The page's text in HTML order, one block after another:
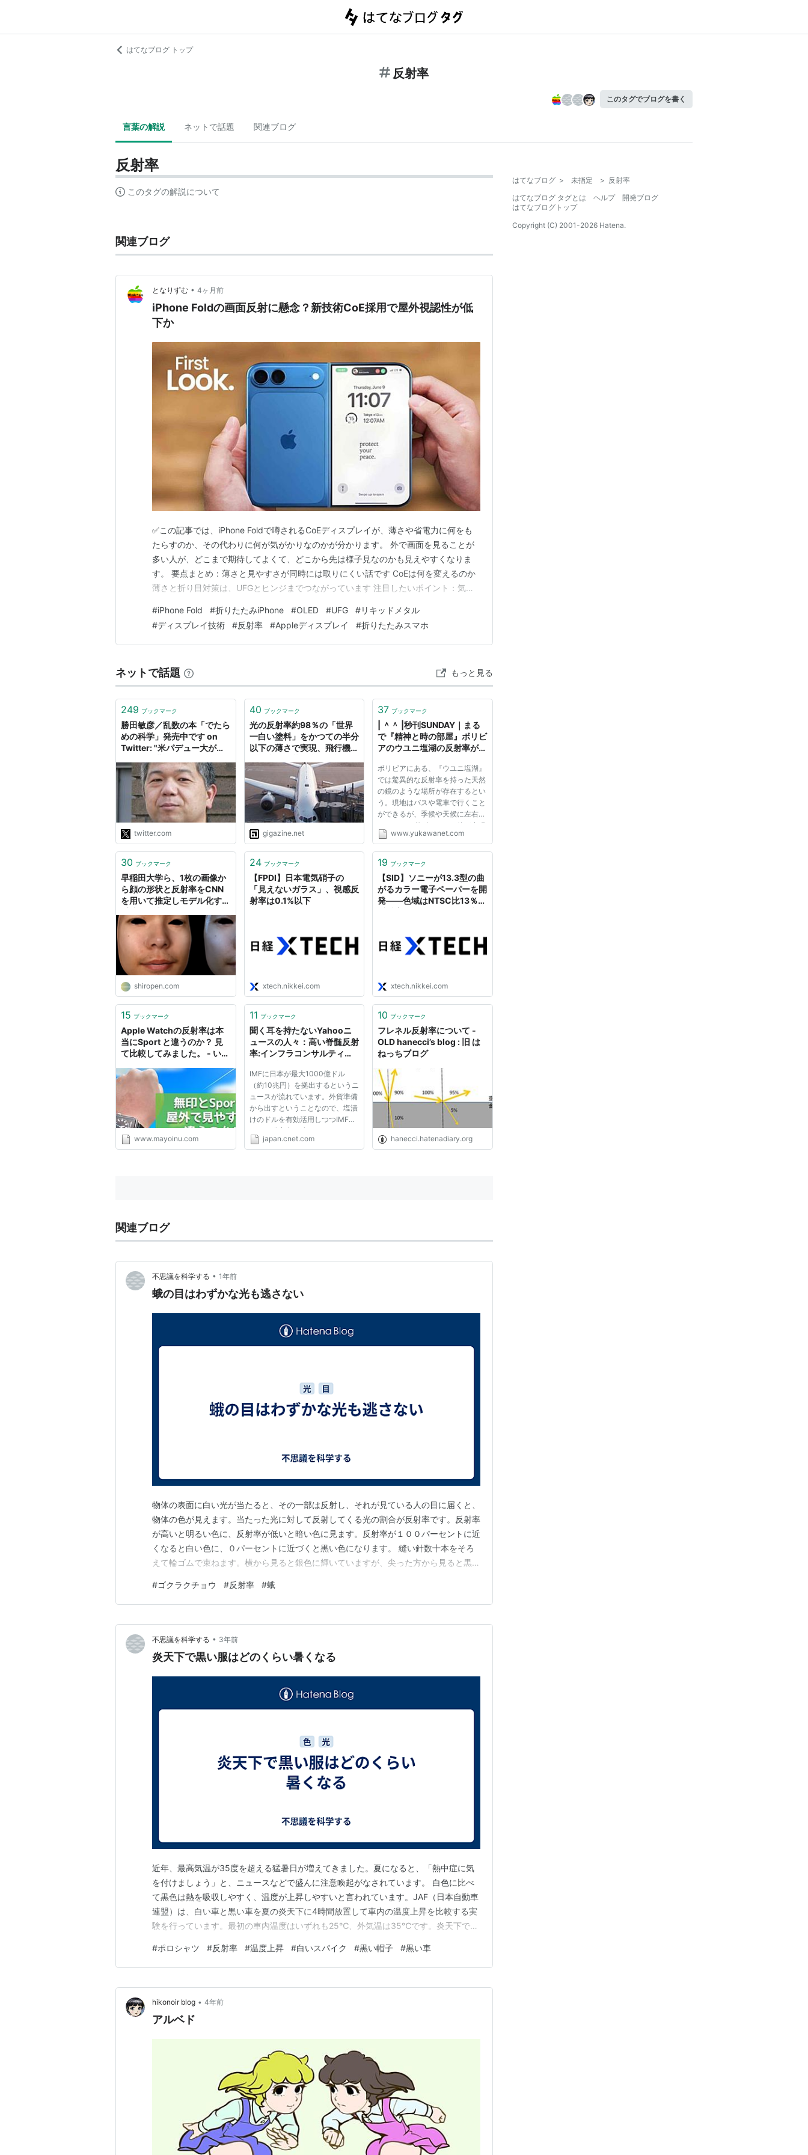
はてなブログ トップ
反射率
このタグでブログを書く
言葉の解説 ネットで話題 関連ブログ
反射率
このタグの解説について
関連ブログ
となりずむ • 4ヶ月前
iPhone Foldの画面反射に懸念？新技術CoE採用で屋外視認性が低
下か
✅この記事では、iPhone Foldで噂されるCoEディスプレイが、薄さや省電力に何をも
たらすのか、その代わりに何が気がかりなのかが分かります。 外で画面を見ることが
多い人が、どこまで期待してよくて、どこから先は様子見なのかも見えやすくなりま
す。 要点まとめ：薄さと見やすさが同時には取りにくい話です CoEは何を変えるのか
薄さと折り目対策は、UFGとヒンジまでつながっています 注目したいポイント：気に
Appleは難しい順番で解こうとしています まとめ：完成度を決める最後の壁は反射かも
しれません どうも、となりです…
#iPhone Fold #折りたたみiPhone #OLED #UFG #リキッドメタル
#ディスプレイ技術 #反射率 #Appleディスプレイ #折りたたみスマホ
ネットで話題 もっと見る
249 ブックマーク
勝田敏彦／乱数の本「でたら
めの科学」発売中です on
Twitter: "米パデュー大が開
料」は太陽光の98.1%を反射
する。反射率80-90%の市
販品だと日照で温まるが、こ
の塗料は冷える。赤外線によ
る放射を考えると熱収支がマ
イナスになるためで、屋根に
塗ると電源不要の冷房が実現
す…
https://t.co/F8M3YOfJmz"
twitter.com
40 ブックマーク
光の反射率約98％の「世界
一白い塗料」をかつての半分
以下の薄さで実現、飛行機や
ベルに
gigazine.net
37 ブックマーク
| ＾＾ |秒刊SUNDAY｜まる
で『精神と時の部屋』ボリビ
アのウユニ塩湖の反射率がハ
ボリビアにある、『ウユニ塩湖』
では驚異的な反射率を持った天然
の鏡のような場所が存在するとい
う。現地はバスや電車で行くこと
ができるが、季候や天候に左右さ
れるため、必ずしもその鏡が出現
するわけではない。まるでドラゴ
と時の部屋』のように、自分以外
何もない世界。今回は、それ...
www.yukawanet.com
30 ブックマーク
早稲田大学ら、1枚の画像か
ら顔の形状と反射率をCNN
を用いて推定しモデル化する
や任意の視点でレンダリング
可能
shiropen.com
24 ブックマーク
【FPDI】日本電気硝子の
「見えないガラス」、視感反
射率は0.1%以下
xtech.nikkei.com
19 ブックマーク
【SID】ソニーが13.3型の曲
がるカラー電子ペーパーを開
発――色域はNTSC比13％、
xtech.nikkei.com
15 ブックマーク
Apple Watchの反射率は本
当にSport と違うのか？ 見
て比較してみました。 - いつ
www.mayoinu.com
11 ブックマーク
聞く耳を持たないYahooニ
ュースの人々：高い脊髄反射
率:インフラコンサルティン
IMFに日本が最大1000億ドル
（約10兆円）を拠出するというニ
ュースが流れています。外貨準備
から出すということなので、塩漬
けのドルを有効活用しつつIMFに
おける発言力を強めることになり
ますね。 2008年9月末のIMF出資
japan.cnet.com
10 ブックマーク
フレネル反射率について -
OLD hanecci’s blog : 旧 は
ねっちブログ
hanecci.hatenadiary.org
関連ブログ
不思議を科学する • 1年前
蛾の目はわずかな光も逃さない
物体の表面に白い光が当たると、その一部は反射し、それが見ている人の目に届くと、
物体の色が見えます。当たった光に対して反射してくる光の割合が反射率です。反射率
が高いと明るい色に、反射率が低いと暗い色に見ます。反射率が１００パーセントに近
くなると白い色に、０パーセントに近づくと黒い色になります。 縫い針数十本をそろ
えて輪ゴムで束ねます。横から見ると銀色に輝いていますが、尖った方から見ると黒く
と進んでいき、手前側にはほとんど光が戻って来ないためです。 束ねた針と同じ構造
になっているのが、蛾の目です。蛾の目の表面は光の波長よ…
#ゴクラクチョウ #反射率 #蛾
不思議を科学する • 3年前
炎天下で黒い服はどのくらい暑くなる
近年、最高気温が35度を超える猛暑日が増えてきました。夏になると、「熱中症に気
を付けましょう」と、ニュースなどで盛んに注意喚起がなされています。 白色に比べ
て黒色は熱を吸収しやすく、温度が上昇しやすいと言われています。JAF（日本自動車
連盟）は、白い車と黒い車を夏の炎天下に4時間放置して車内の温度上昇を比較する実
験を行っています。最初の車内温度はいずれも25℃、外気温は35℃です。炎天下で窓
した。色の違いにより4℃の差が生じました。ただし、窓を３センチメートル開けてい
ると、5℃低下しました。 真夏に涼しい格好と言え…
#ポロシャツ #反射率 #温度上昇 #白いスパイク #黒い帽子 #黒い車
hikonoir blog • 4年前
アルベド
はてなブログ > 未指定 > 反射率
はてなブログ タグとは
ヘルプ
開発ブログ
はてなブログトップ
Copyright (C) 2001-2026 Hatena.